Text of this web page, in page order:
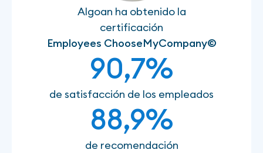
Algoan ha obtenido la
certificación
Employees ChooseMyCompany©
90,7%
de satisfacción de los empleados
88,9%
de recomendación